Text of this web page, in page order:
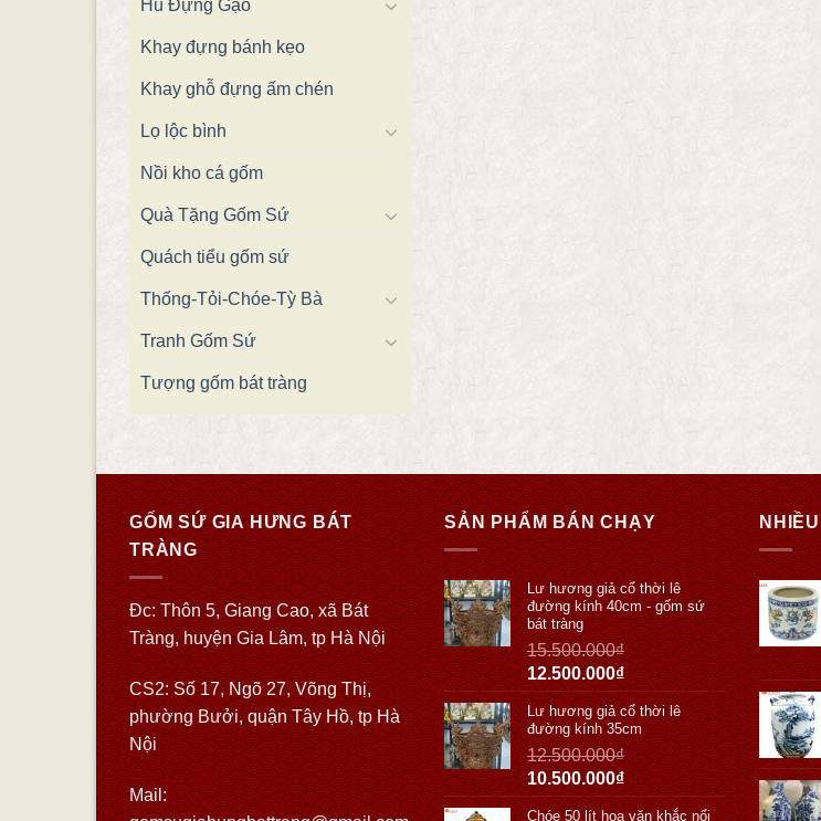
Hũ Đựng Gạo
Khay đựng bánh kẹo
Khay ghỗ đựng ấm chén
Lọ lộc bình
Nồi kho cá gốm
Quà Tặng Gốm Sứ
Quách tiểu gốm sứ
Thống-Tỏi-Chóe-Tỳ Bà
Tranh Gốm Sứ
Tượng gốm bát tràng
GỐM SỨ GIA HƯNG BÁT
TRÀNG
Đc: Thôn 5, Giang Cao, xã Bát
Tràng, huyện Gia Lâm, tp Hà Nội
CS2: Số 17, Ngõ 27, Võng Thị,
phường Bưởi, quận Tây Hồ, tp Hà
Nội
Mail:
SẢN PHẨM BÁN CHẠY
Lư hương giả cổ thời lê
đường kính 40cm - gốm sứ
bát tràng
15.500.000₫
12.500.000₫
Lư hương giả cổ thời lê
đường kính 35cm
12.500.000₫
10.500.000₫
Chóe 50 lít hoa văn khắc nổi